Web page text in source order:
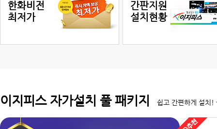
한화비전
최저가
간판지원
설치현황
이지피스 자가설치 풀 패키지 쉽고 간편하게 설치!